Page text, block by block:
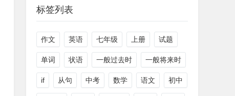
标签列表
作文 英语 七年级 上册 试题
单词 状语 一般过去时 一般将来时
if 从句 中考 数学 语文 初中